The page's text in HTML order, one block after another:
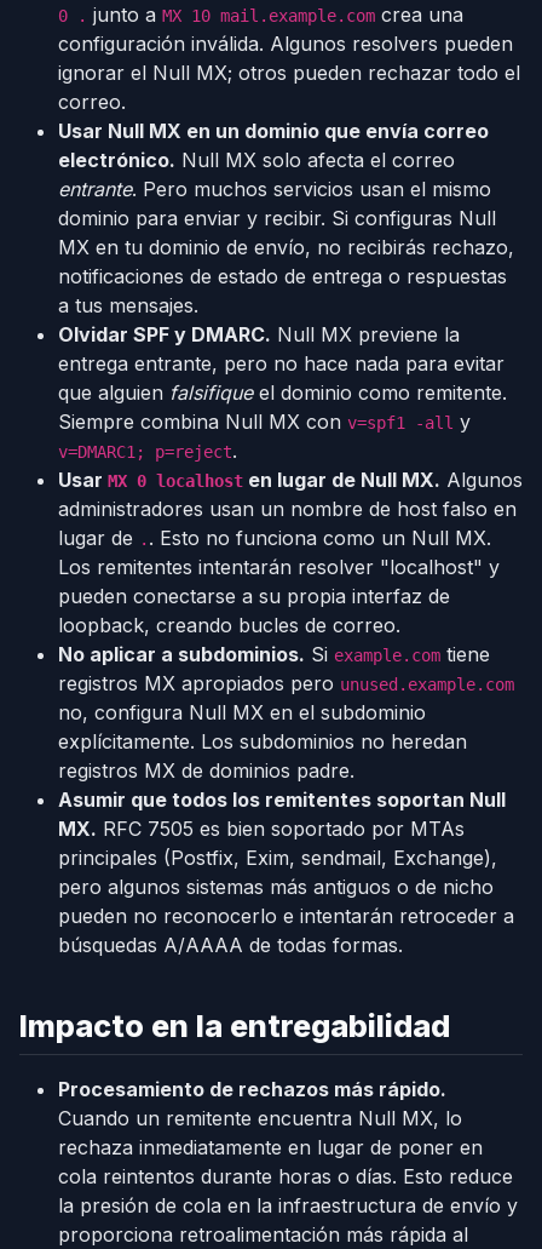
0 . junto a MX 10 mail.example.com crea una
configuración inválida. Algunos resolvers pueden
ignorar el Null MX; otros pueden rechazar todo el
correo.
Usar Null MX en un dominio que envía correo
electrónico. Null MX solo afecta el correo
entrante. Pero muchos servicios usan el mismo
dominio para enviar y recibir. Si configuras Null
MX en tu dominio de envío, no recibirás rechazo,
notificaciones de estado de entrega o respuestas
a tus mensajes.
Olvidar SPF y DMARC. Null MX previene la
entrega entrante, pero no hace nada para evitar
que alguien falsifiqueel dominio como remitente.
Siempre combina Null MX con v=spf1 -all y
v=DMARC1; p=reject.
Usar MX 0 localhost en lugar de Null MX. Algunos
administradores usan un nombre de host falso en
lugar de . . Esto no funciona como un Null MX.
Los remitentes intentarán resolver "localhost" y
pueden conectarse a su propia interfaz de
loopback, creando bucles de correo.
No aplicar a subdominios. Si example.com tiene
registros MX apropiados pero unused.example.com
no, configura Null MX en el subdominio
explícitamente. Los subdominios no heredan
registros MX de dominios padre.
Asumir que todos los remitentes soportan Null
MX. RFC 7505 es bien soportado por MTAs
principales (Postfix, Exim, sendmail, Exchange),
pero algunos sistemas más antiguos o de nicho
pueden no reconocerlo e intentarán retroceder a
búsquedas A/AAAA de todas formas.
Impacto en la entregabilidad
Procesamiento de rechazos más rápido.
Cuando un remitente encuentra Null MX, lo
rechaza inmediatamente en lugar de poner en
cola reintentos durante horas o días. Esto reduce
la presión de cola en la infraestructura de envío y
proporciona retroalimentación más rápida al